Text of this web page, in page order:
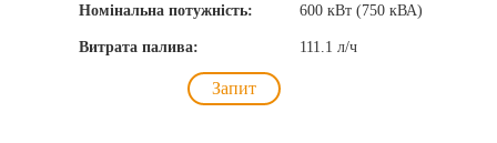
Номінальна потужність: 600 кВт (750 кВА)
Витрата палива: 111.1 л/ч
Запит